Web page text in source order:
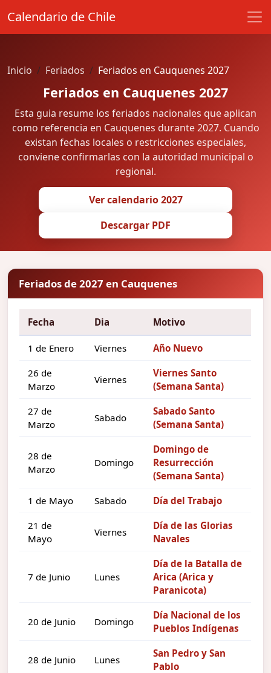
Calendario de Chile
Inicio Feriados Feriados en Cauquenes 2027
Feriados en Cauquenes 2027
Esta guia resume los feriados nacionales que aplican
como referencia en Cauquenes durante 2027. Cuando
existan fechas locales o restricciones especiales,
conviene confirmarlas con la autoridad municipal o
regional.
Ver calendario 2027
Descargar PDF
Feriados de 2027 en Cauquenes
Fecha Dia Motivo
1 de Enero Viernes Año Nuevo
26 de
Marzo
Viernes
Viernes Santo
(Semana Santa)
27 de
Marzo
Sabado
Sabado Santo
(Semana Santa)
28 de
Marzo
Domingo
Domingo de
Resurrección
(Semana Santa)
1 de Mayo Sabado Día del Trabajo
21 de
Mayo
Viernes
Día de las Glorias
Navales
7 de Junio Lunes
Día de la Batalla de
Arica (Arica y
Paranicota)
20 de Junio Domingo
Día Nacional de los
Pueblos Indígenas
28 de Junio Lunes
San Pedro y San
Pablo